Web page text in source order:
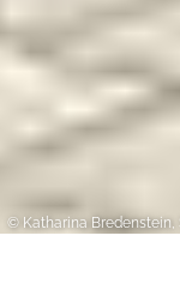
© Katharina Bredenstein,